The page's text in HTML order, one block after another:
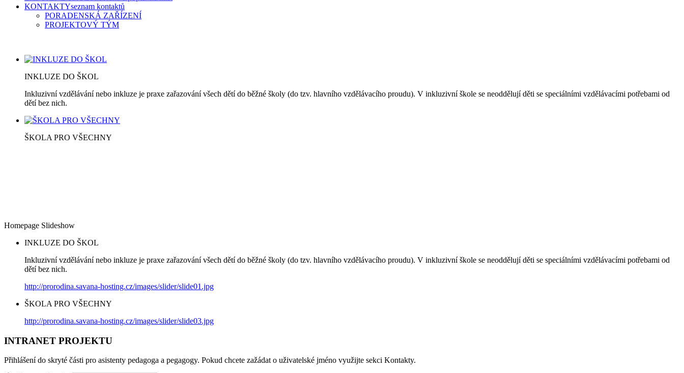
KONTAKTYseznam kontaktů
PORADENSKÁ ZAŘÍZENÍ
PROJEKTOVÝ TÝM
INKLUZE DO ŠKOL
Inkluzivní vzdělávání nebo inkluze je praxe zařazování všech dětí do běžné školy (do tzv. hlavního vzdělávacího proudu). V inkluzivní škole se neoddělují děti se speciálními vzdělávacími potřebami od
dětí bez nich.
ŠKOLA PRO VŠECHNY
Homepage Slideshow
INKLUZE DO ŠKOL
Inkluzivní vzdělávání nebo inkluze je praxe zařazování všech dětí do běžné školy (do tzv. hlavního vzdělávacího proudu). V inkluzivní škole se neoddělují děti se speciálními vzdělávacími potřebami od
dětí bez nich.
http://prorodina.savana-hosting.cz/images/slider/slide01.jpg
ŠKOLA PRO VŠECHNY
http://prorodina.savana-hosting.cz/images/slider/slide03.jpg
INTRANET PROJEKTU
Přihlášení do skryté části pro asistenty pedagoga a pegagogy. Pokud chcete zažádat o uživatelské jméno využijte sekci Kontakty.